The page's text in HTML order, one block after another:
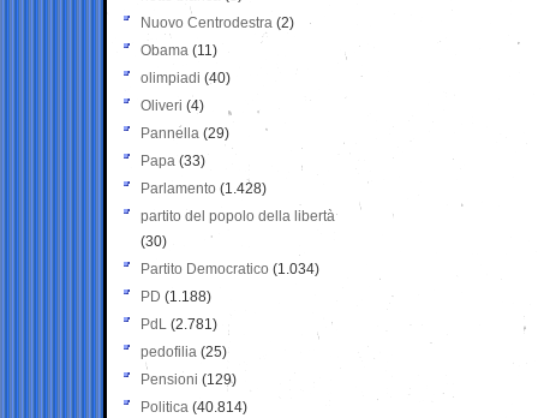
Nuovo Centrodestra (2)
Obama (11)
olimpiadi (40)
Oliveri (4)
Pannella (29)
Papa (33)
Parlamento (1.428)
partito del popolo della libertà
(30)
Partito Democratico (1.034)
PD (1.188)
PdL (2.781)
pedofilia (25)
Pensioni (129)
Politica (40.814)